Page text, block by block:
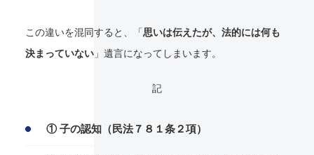
この違いを混同すると、「思いは伝えたが、法的には何も
決まっていない」遺言になってしまいます。
記
① 子の認知（民法７８１条２項）